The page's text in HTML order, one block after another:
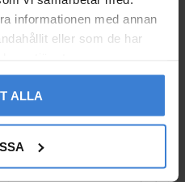
informationen med annan
eller som de har
ALLA
fokus på logistisk
radiatorn installationsklar
produktion,
och risken för felaktiga
s Infälld Jord Schneide
r